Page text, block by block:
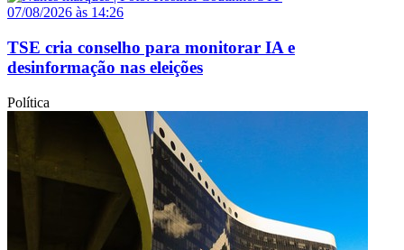
07/08/2026 às 14:26
TSE cria conselho para monitorar IA e
desinformação nas eleições
Política